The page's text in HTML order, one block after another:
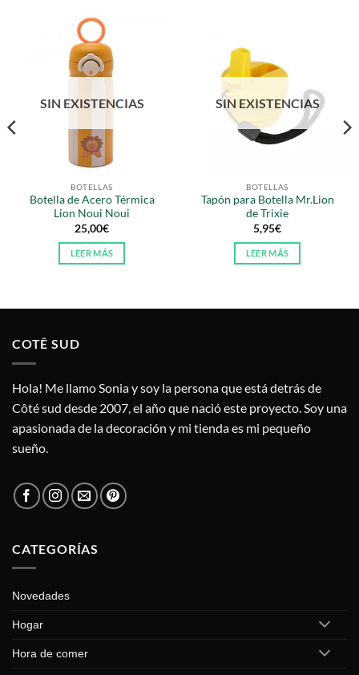
SIN EXISTENCIAS
BOTELLAS
Botella de Acero Térmica
Lion Noui Noui
25,00€
LEER MÁS
SIN EXISTENCIAS
BOTELLAS
Tapón para Botella Mr.Lion
de Trixie
5,95€
LEER MÁS
COTÊ SUD
Hola! Me llamo Sonia y soy la persona que está detrás de
Côté sud desde 2007, el año que nació este proyecto. Soy una
apasionada de la decoración y mi tienda es mi pequeño
sueño.
CATEGORÍAS
Novedades
Hogar
Hora de comer